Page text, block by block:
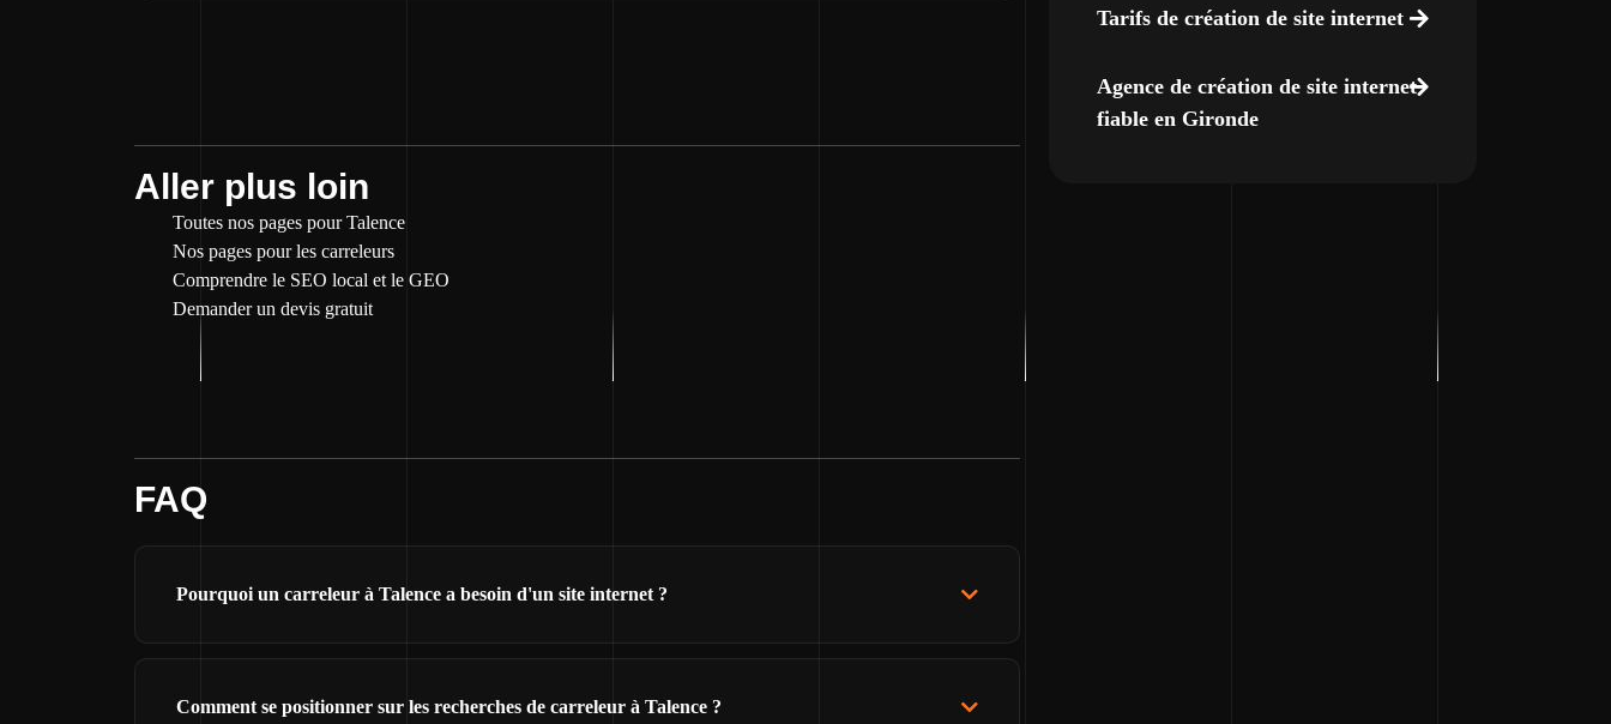
Aller plus loin
Toutes nos pages pour Talence
Nos pages pour les carreleurs
Comprendre le SEO local et le GEO
Demander un devis gratuit
FAQ
Pourquoi un carreleur à Talence a besoin d'un site internet ?
Comment se positionner sur les recherches de carreleur à Talence ?
Tarifs de création de site internet
Agence de création de site internet
fiable en Gironde